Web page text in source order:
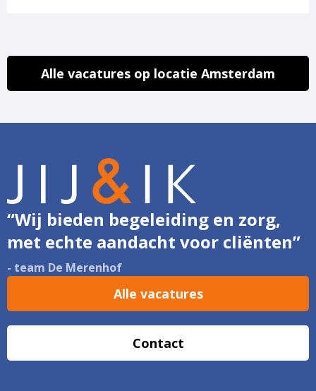
Alle vacatures op locatie Amsterdam
“Wij bieden begeleiding en zorg,
met echte aandacht voor cliënten”
- team De Merenhof
Alle vacatures
Contact